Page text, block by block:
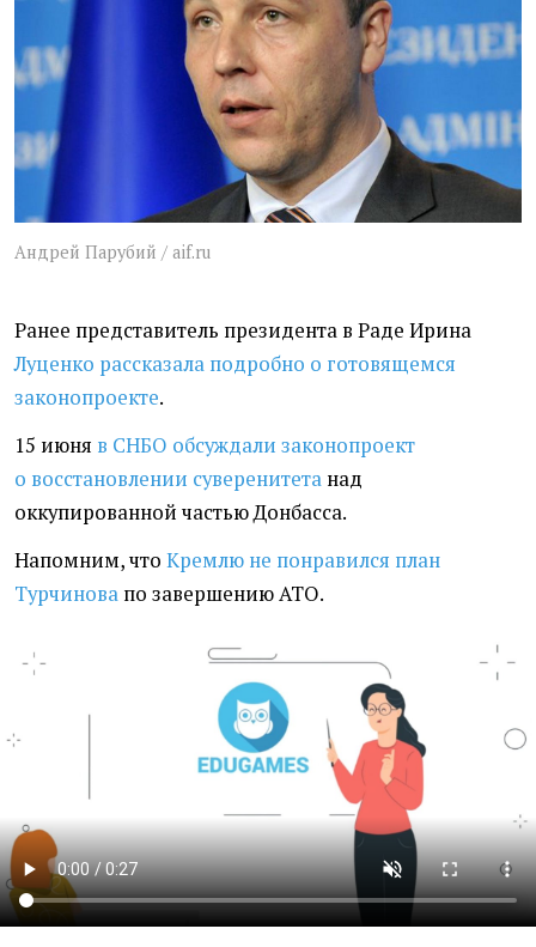
Андрей Парубий / aif.ru
Ранее представитель президента в Раде Ирина
Луценко рассказала подробно о готовящемся
законопроекте.
15 июня в СНБО обсуждали законопроект
о восстановлении суверенитета над
оккупированной частью Донбасса.
Напомним, что Кремлю не понравился план
Турчинова по завершению АТО.